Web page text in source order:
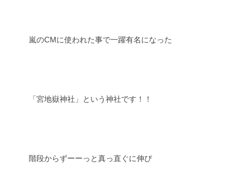
嵐のCMに使われた事で一躍有名になった
「宮地嶽神社」という神社です！！
階段からずーーっと真っ直ぐに伸び